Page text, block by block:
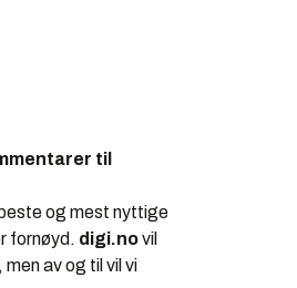
til
og mest nyttige
fornøyd. digi.novil
av og til vil vi